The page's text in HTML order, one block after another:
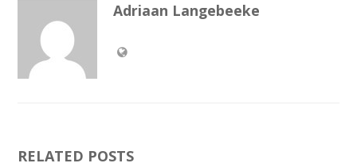
Adriaan Langebeeke
RELATED POSTS